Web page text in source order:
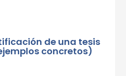
de una tesis
concretos)